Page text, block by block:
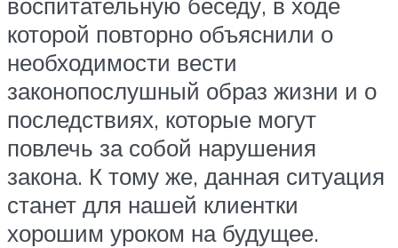
которой повторно объяснили о
необходимости вести
законопослушный образ жизни и о
последствиях, которые могут
повлечь за собой нарушения
закона. К тому же, данная ситуация
станет для нашей клиентки
хорошим уроком на будущее.